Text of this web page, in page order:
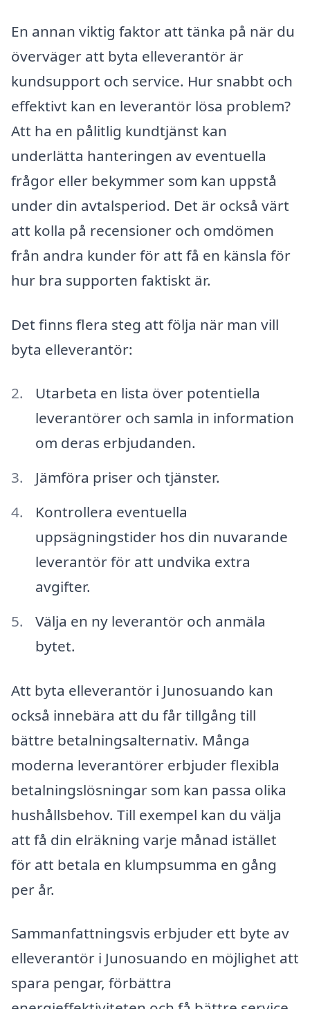
En annan viktig faktor att tänka på när du
överväger att byta elleverantör är
kundsupport och service. Hur snabbt och
effektivt kan en leverantör lösa problem?
Att ha en pålitlig kundtjänst kan
underlätta hanteringen av eventuella
frågor eller bekymmer som kan uppstå
under din avtalsperiod. Det är också värt
att kolla på recensioner och omdömen
från andra kunder för att få en känsla för
hur bra supporten faktiskt är.
Det finns flera steg att följa när man vill
byta elleverantör:
Utarbeta en lista över potentiella
leverantörer och samla in information
om deras erbjudanden.
Jämföra priser och tjänster.
Kontrollera eventuella
uppsägningstider hos din nuvarande
leverantör för att undvika extra
avgifter.
Välja en ny leverantör och anmäla
bytet.
Att byta elleverantör i Junosuando kan
också innebära att du får tillgång till
bättre betalningsalternativ. Många
moderna leverantörer erbjuder flexibla
betalningslösningar som kan passa olika
hushållsbehov. Till exempel kan du välja
att få din elräkning varje månad istället
för att betala en klumpsumma en gång
per år.
Sammanfattningsvis erbjuder ett byte av
elleverantör i Junosuando en möjlighet att
spara pengar, förbättra